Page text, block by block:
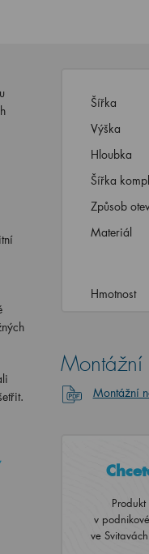
Šířka
Výška
Hloubka
Šířka
Způsob
Materiál
Hmotnost
Montážní
Montážní
v
ve